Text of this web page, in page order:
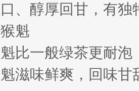
、醇厚回甘，有独
魁
比一般绿茶更耐泡
滋味鲜爽，回味